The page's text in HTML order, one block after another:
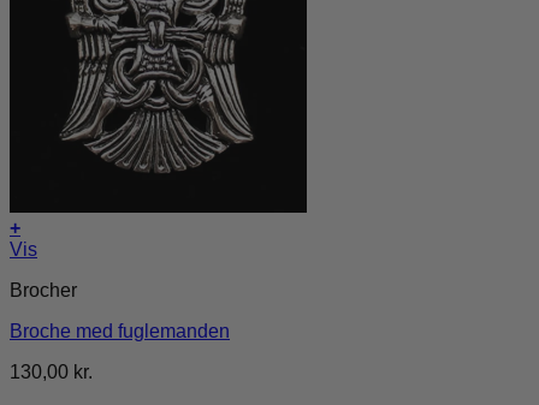
+
Vis
Brocher
Broche med fuglemanden
130,00 kr.